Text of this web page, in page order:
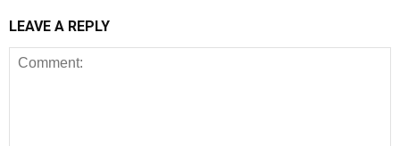
LEAVE A REPLY